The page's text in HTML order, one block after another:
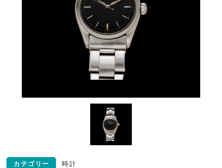
カテゴリー 時計